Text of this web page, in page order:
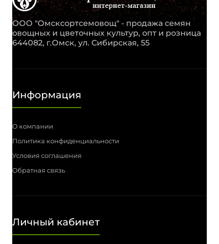
ООО "Омсксортсемовощ" - продажа семян
овощных и цветочных культур, опт и розница
644082, г.Омск, ул. Сибирская, 55
Информация
О компании
Политика конфиденциальности
Условия соглашения
Обратная связь
Личный кабинет